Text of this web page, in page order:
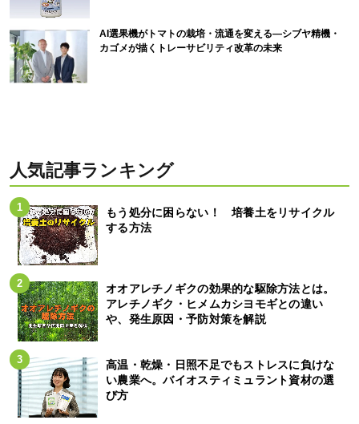
AI選果機がトマトの栽培・流通を変える―シブヤ精機・
カゴメが描くトレーサビリティ改革の未来
人気記事ランキング
もう処分に困らない！ 培養土をリサイクル
する方法
オオアレチノギクの効果的な駆除方法とは。
アレチノギク・ヒメムカシヨモギとの違い
や、発生原因・予防対策を解説
高温・乾燥・日照不足でもストレスに負けな
い農業へ。バイオスティミュラント資材の選
び方